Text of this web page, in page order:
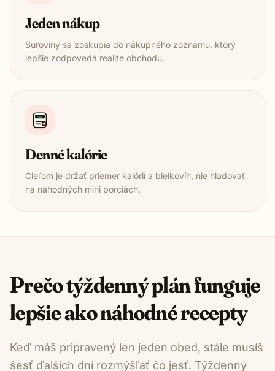
Jeden nákup
Suroviny sa zoskupia do nákupného zoznamu, ktorý
lepšie zodpovedá realite obchodu.
1850
Denné kalórie
Cieľom je držať priemer kalórií a bielkovín, nie hladovať
na náhodných mini porciách.
Prečo týždenný plán funguje
lepšie ako náhodné recepty
Keď máš pripravený len jeden obed, stále musíš
šesť ďalších dní rozmýšľať čo jesť. Týždenný